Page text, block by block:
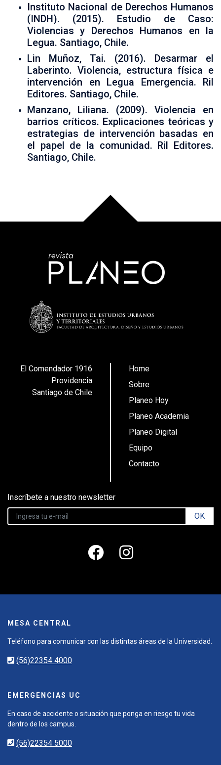
Instituto Nacional de Derechos Humanos
(INDH). (2015). Estudio de Caso:
Violencias y Derechos Humanos en la
Legua. Santiago, Chile.
Lin Muñoz, Tai. (2016). Desarmar el
Laberinto. Violencia, estructura física e
intervención en Legua Emergencia. Ril
Editores. Santiago, Chile.
Manzano, Liliana. (2009). Violencia en
barrios críticos. Explicaciones teóricas y
estrategias de intervención basadas en
el papel de la comunidad. Ril Editores.
Santiago, Chile.
El Comendador 1916
Providencia
Santiago de Chile
Home
Sobre
Planeo Hoy
Planeo Academia
Planeo Digital
Equipo
Contacto
Inscríbete a nuestro newsletter
OK
MESA CENTRAL
Teléfono para comunicar con las distintas áreas de la Universidad.
(56)22354 4000
EMERGENCIAS UC
En caso de accidente o situación que ponga en riesgo tu vida
dentro de los campus.
(56)22354 5000